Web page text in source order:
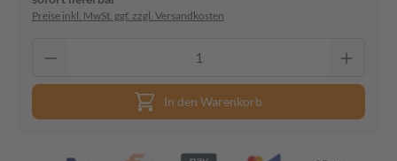
Preise inkl. MwSt. ggf. zzgl. Versandkosten
In den Warenkorb